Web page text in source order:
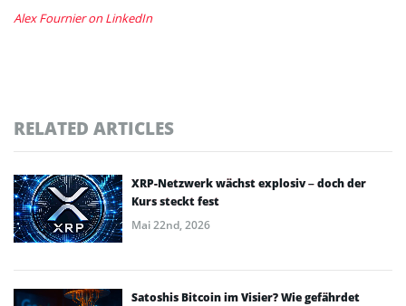
Alex Fournier on LinkedIn
RELATED ARTICLES
XRP-Netzwerk wächst explosiv – doch der
Kurs steckt fest
Mai 22nd, 2026
Satoshis Bitcoin im Visier? Wie gefährdet